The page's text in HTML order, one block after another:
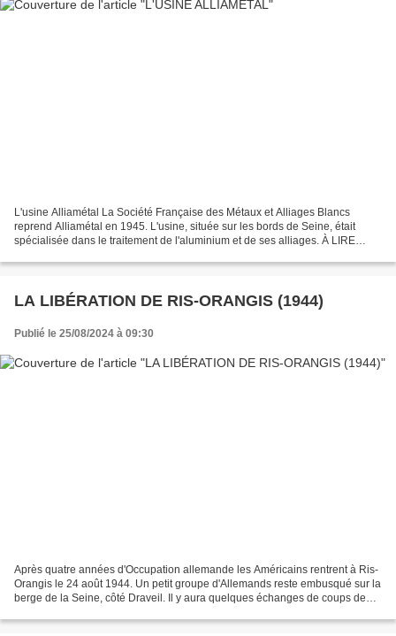
L'usine Alliamétal La Société Française des Métaux et Alliages Blancs
reprend Alliamétal en 1945. L'usine, située sur les bords de Seine, était
spécialisée dans le traitement de l'aluminium et de ses alliages. À LIRE
LA LIBÉRATION DE RIS-ORANGIS (1944)
Publié le 25/08/2024 à 09:30
Après quatre années d'Occupation allemande les Américains rentrent à Ris-
Orangis le 24 août 1944. Un petit groupe d'Allemands reste embusqué sur la
berge de la Seine, côté Draveil. Il y aura quelques échanges de coups de